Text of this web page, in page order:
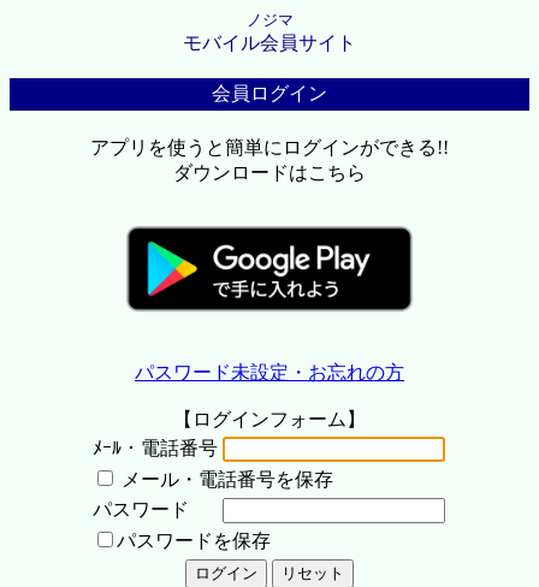
ノジマ
モバイル会員サイト
会員ログイン
アプリを使うと簡単にログインができる!!
ダウンロードはこちら
パスワード未設定・お忘れの方
【ログインフォーム】
ﾒｰﾙ・電話番号
メール・電話番号を保存
パスワード
パスワードを保存